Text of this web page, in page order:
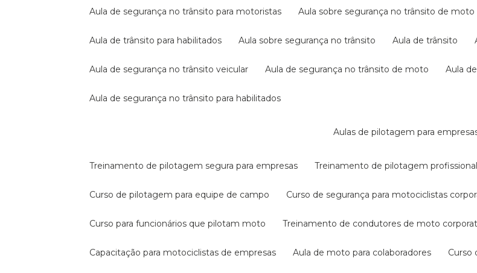
aula de segurança no trânsito para motoristas aula sobre segurança no trânsito de moto
aula de trânsito para habilitados aula sobre segurança no trânsito aula de trânsito
aula de segurança no trânsito veicular aula de segurança no trânsito de moto aula
aula de segurança no trânsito para habilitados
aulas de pilotagem para
treinamento de pilotagem segura para empresas treinamento de pilotagem
curso de pilotagem para equipe de campo curso de segurança para motociclistas
curso para funcionários que pilotam moto treinamento de condutores de moto
capacitação para motociclistas de empresas aula de moto para colaboradores